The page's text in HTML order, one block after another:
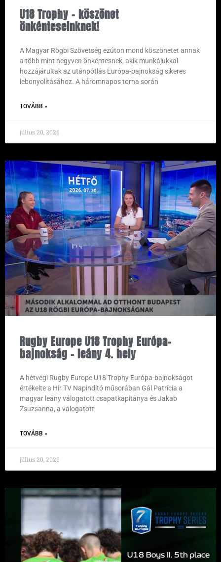
U18 Trophy – köszönet
önkénteseinknek!
A Magyar Rögbi Szövetség ezúton mond köszönetet annak
a több mint negyven önkéntesnek, akik munkájukkal
hozzájárultak az utánpótlás Európa-bajnokság sikeres
lebonyolításához. A háromnapos torna során
TOVÁBB »
július 20, 2026
Rugby Europe U18 Trophy Európa-
bajnokság – leány 4. hely
A hétvégi Rugby Europe U18 Trophy Európa-bajnokságot
értékelte a Hír TV Napindító műsorában Gál Patrícia a
magyar leány válogatott csapatkapitánya és Jakab
Zsuzsanna, a válogatott
TOVÁBB »
július 20, 2026